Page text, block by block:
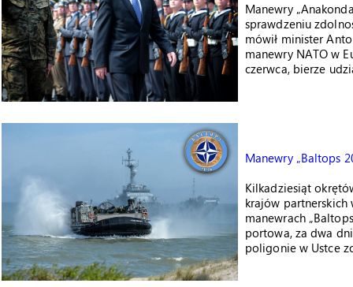
Manewry
sprawdzeniu
mówił minister
manewry NATO w
czerwca, bierze
Manewry „Baltops
Kilkadziesiąt
krajów partnerskich
manewrach
portowa, za dwa
poligonie w Ustce